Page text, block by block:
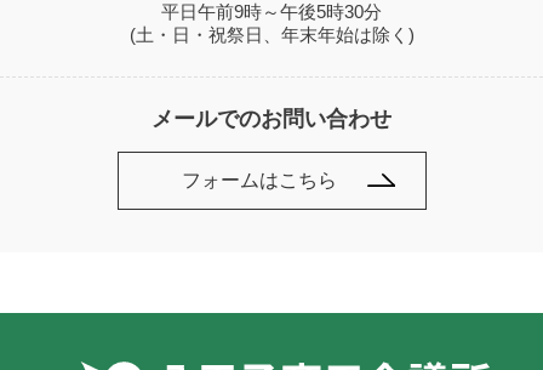
平日午前9時～午後5時30分
(土・日・祝祭日、年末年始は除く)
メールでのお問い合わせ
フォームはこちら